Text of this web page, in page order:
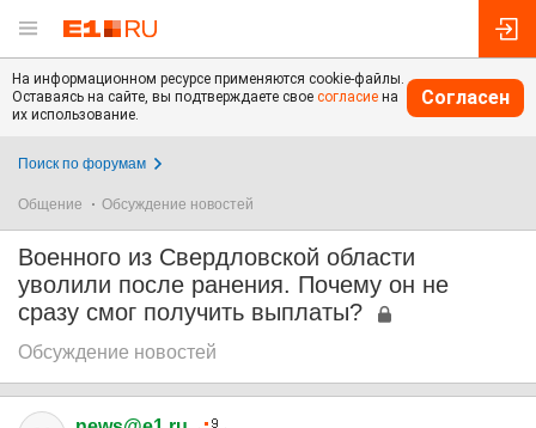
На информационном ресурсе применяются cookie-файлы.
Оставаясь на сайте, вы подтверждаете свое согласие на
их использование.
Согласен
Поиск по форумам
Общение Обсуждение новостей
Военного из Свердловской области
уволили после ранения. Почему он не
сразу смог получить выплаты?
Обсуждение новостей